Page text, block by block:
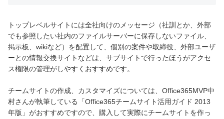
トップレベルサイトには全社向けのメッセージ（社訓とか、外部
でも参照したい社内のファイルサーバーに保存しないファイル、
掲示板、wikiなど）を配置して、個別の案件や取締役、外部ユーザ
ーとの情報交換サイトなどは、サブサイトで行ったほうがアクセ
ス権限の管理がしやすくおすすめです。
チームサイトの作成、カスタマイズについては、Office365MVP中
村さんが執筆している「Office365チームサイト活用ガイド 2013
年版」がおすすめですので、購入して実際にチームサイトを作っ